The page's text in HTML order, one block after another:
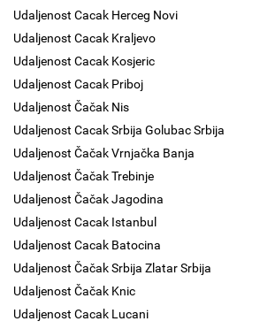
Udaljenost Cacak Herceg Novi
Udaljenost Cacak Kraljevo
Udaljenost Cacak Kosjeric
Udaljenost Cacak Priboj
Udaljenost Čačak Nis
Udaljenost Cacak Srbija Golubac Srbija
Udaljenost Čačak Vrnjačka Banja
Udaljenost Čačak Trebinje
Udaljenost Čačak Jagodina
Udaljenost Cacak Istanbul
Udaljenost Cacak Batocina
Udaljenost Čačak Srbija Zlatar Srbija
Udaljenost Čačak Knic
Udaljenost Cacak Lucani